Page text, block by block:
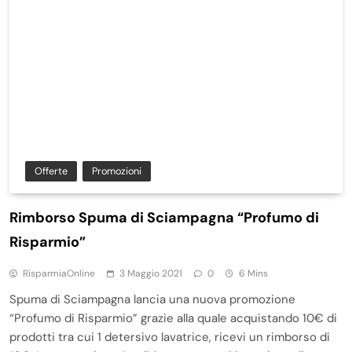
Offerte Promozioni
Rimborso Spuma di Sciampagna “Profumo di
Risparmio”
RisparmiaOnline 3 Maggio 2021 0 6 Mins
Spuma di Sciampagna lancia una nuova promozione
“Profumo di Risparmio” grazie alla quale acquistando 10€ di
prodotti tra cui 1 detersivo lavatrice, ricevi un rimborso di